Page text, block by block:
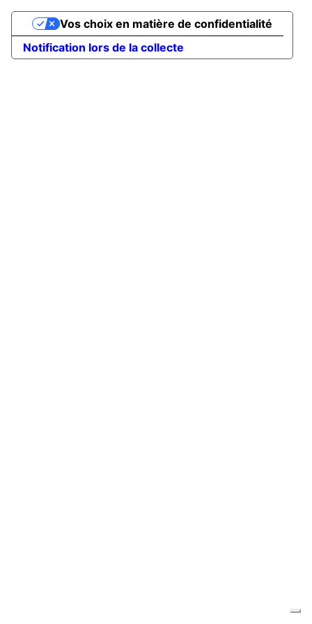
Notification lors de la collecte
Vos choix en matière de confidentialité